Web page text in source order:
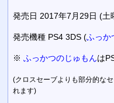
発売日 2017年7月29日 (土
発売機種 PS4 3DS (ふっか
※ ふっかつのじゅもんは
(クロスセーブよりも部分的な
れます)